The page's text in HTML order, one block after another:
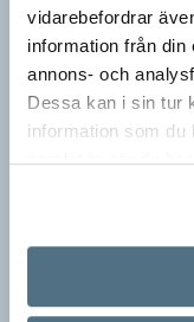
vidarebefordrar
information från din
annons- och
Dessa kan i sin tur
information som du
samlat in när du